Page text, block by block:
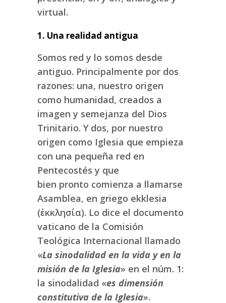
virtual.
1. Una realidad antigua
Somos red y lo somos desde
antiguo. Principalmente por dos
razones: una, nuestro origen
como humanidad, creados a
imagen y semejanza del Dios
Trinitario. Y dos, por nuestro
origen como Iglesia que empieza
con una pequeña red en
Pentecostés y que
bien pronto comienza a llamarse
Asamblea, en griego ekklesia
(ἐκκλησία). Lo dice el documento
vaticano de la Comisión
Teológica Internacional llamado
«La sinodalidad en la vida y en la
misión de la Iglesia» en el núm. 1:
la sinodalidad «es dimensión
constitutiva de la Iglesia».